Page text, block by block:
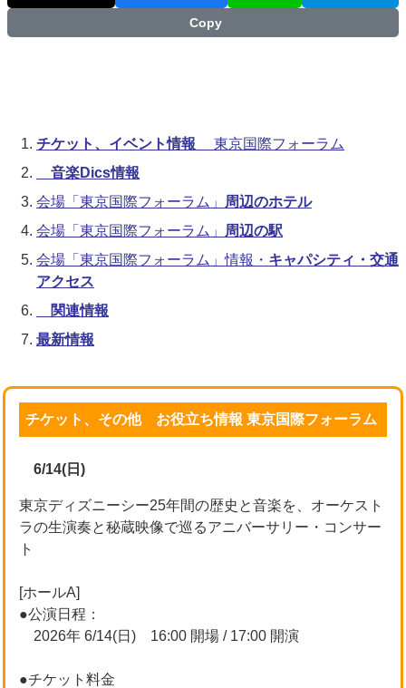
Copy
チケット、イベント情報 東京国際フォーラム
音楽Dics情報
会場「東京国際フォーラム」
周辺のホテル
会場「東京国際フォーラム」
周辺の駅
会場「東京国際フォーラム」情報・ キャパシティ・交通
アクセス
関連情報
最新情報
チケット、その他 お役立ち情報 東京国際フォーラム
6/14(日)
東京ディズニーシー25年間の歴史と音楽を、オーケスト
ラの生演奏と秘蔵映像で巡るアニバーサリー・コンサー
ト
[ホールA]
●公演日程：
2026年 6/14(日) 16:00 開場 / 17:00 開演
●チケット料金